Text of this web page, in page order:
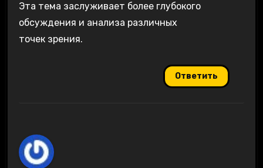
Эта тема заслуживает более глубокого
обсуждения и анализа различных
точек зрения.
Ответить